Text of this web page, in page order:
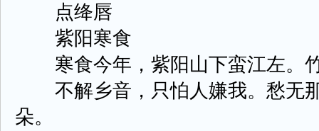
点绛唇
紫阳寒食
寒食今年，紫阳山下蛮江左。
不解乡音，只怕人嫌我。愁无
朵。